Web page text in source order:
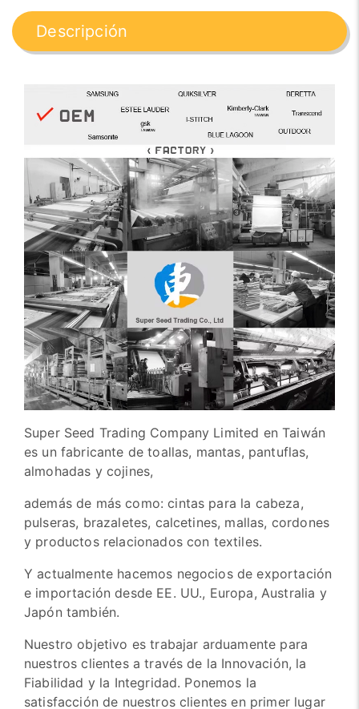
Descripción
Super Seed Trading Company Limited en Taiwán
es un fabricante de toallas, mantas, pantuflas,
almohadas y cojines,
además de más como: cintas para la cabeza,
pulseras, brazaletes, calcetines, mallas, cordones
y productos relacionados con textiles.
Y actualmente hacemos negocios de exportación
e importación desde EE. UU., Europa, Australia y
Japón también.
Nuestro objetivo es trabajar arduamente para
nuestros clientes a través de la Innovación, la
Fiabilidad y la Integridad. Ponemos la
satisfacción de nuestros clientes en primer lugar